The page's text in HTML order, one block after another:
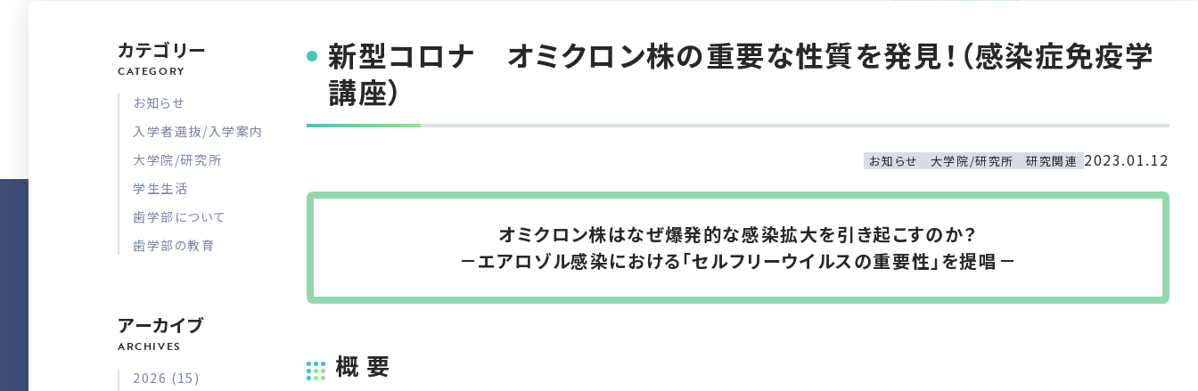
カテゴリー
お知らせ
入学者選抜/入学案内
大学院/研究所
学生生活
歯学部について
歯学部の教育
アーカイブ
2026 (15)
新型コロナ オミクロン株の重要な性質を発見！（感染症免疫学
講座）
お知らせ 大学院/研究所 研究関連 2023.01.12
オミクロン株はなぜ爆発的な感染拡大を引き起こすのか？
－エアロゾル感染における「セルフリーウイルスの重要性」を提唱－
概 要